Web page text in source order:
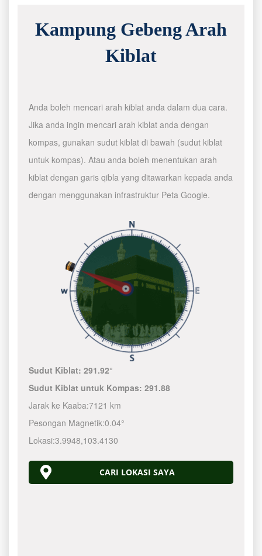
Kampung Gebeng Arah
Kiblat
Anda boleh mencari arah kiblat anda dalam dua cara.
Jika anda ingin mencari arah kiblat anda dengan
kompas, gunakan sudut kiblat di bawah (sudut kiblat
untuk kompas). Atau anda boleh menentukan arah
kiblat dengan garis qibla yang ditawarkan kepada anda
dengan menggunakan infrastruktur Peta Google.
Sudut Kiblat:291.92°
Sudut Kiblat untuk Kompas:291.88
Jarak ke Kaaba:7121 km
Pesongan Magnetik:0.04°
Lokasi:3.9948,103.4130
CARI LOKASI SAYA